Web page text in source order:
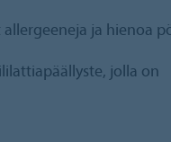
ja hienoa
jolla on